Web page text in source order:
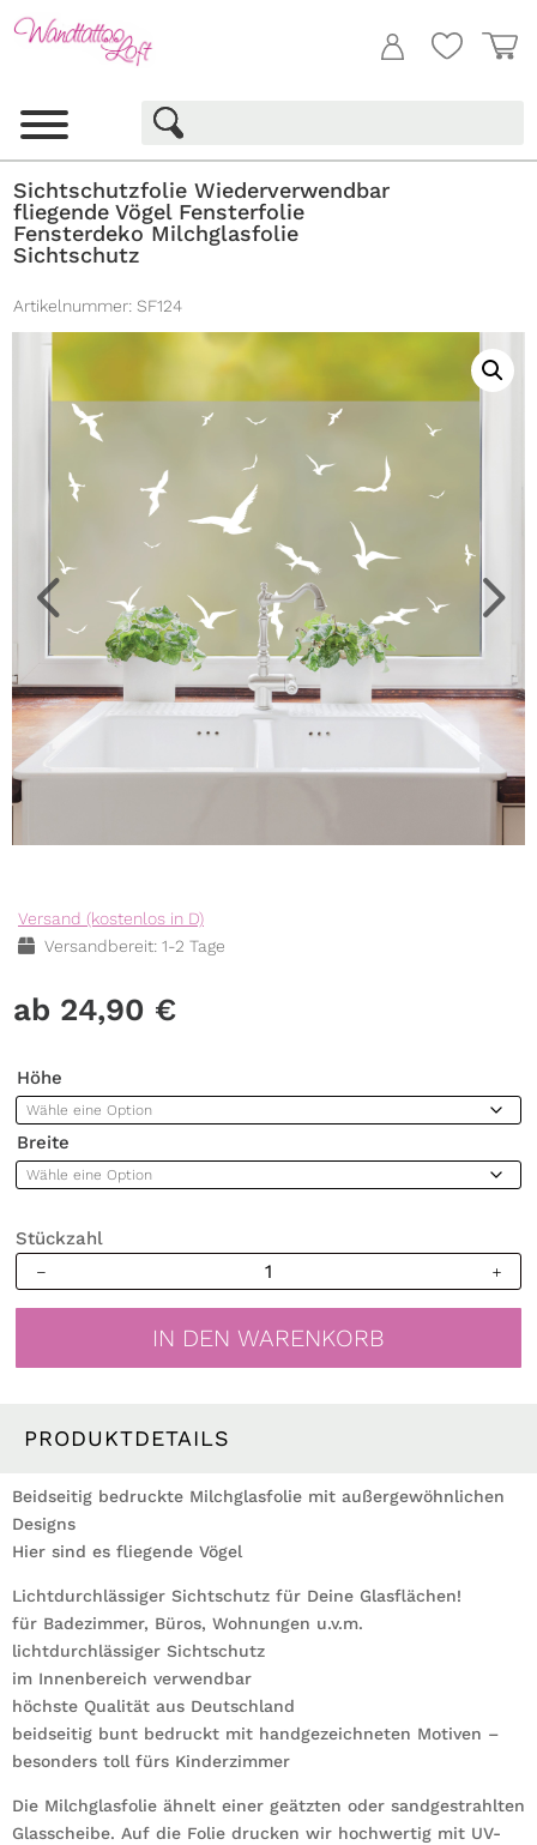
Sichtschutzfolie Wiederverwendbar
fliegende Vögel Fensterfolie
Fensterdeko Milchglasfolie
Sichtschutz
Artikelnummer: SF124
Versand (kostenlos in D)
Versandbereit: 1-2 Tage
24,90 €
Höhe
Breite
Stückzahl
Wiederverwendbar
Milchglasfolie
Menge
IN DEN WARENKORB
PRODUKTDETAILS
Beidseitig bedruckte Milchglasfolie mit außergewöhnlichen
Designs
Hier sind es fliegende Vögel
Lichtdurchlässiger Sichtschutz für Deine Glasflächen!
für Badezimmer, Büros, Wohnungen u.v.m.
lichtdurchlässiger Sichtschutz
im Innenbereich verwendbar
höchste Qualität aus Deutschland
beidseitig bunt bedruckt mit handgezeichneten Motiven –
besonders toll fürs Kinderzimmer
Die Milchglasfolie ähnelt einer geätzten oder sandgestrahlten
Glasscheibe. Auf die Folie drucken wir hochwertig mit UV-